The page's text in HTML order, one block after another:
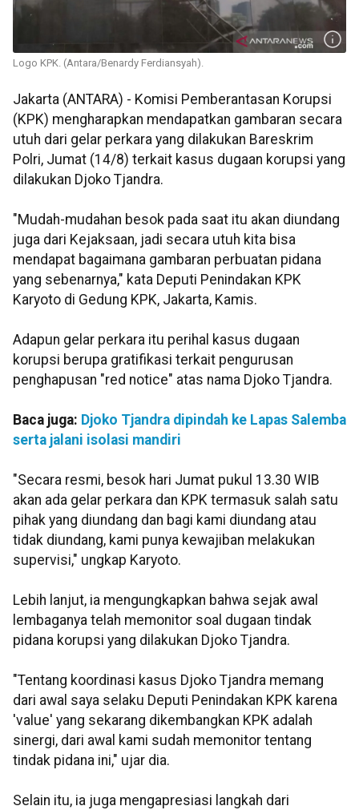
Logo KPK. (Antara/Benardy Ferdiansyah).
Jakarta (ANTARA) - Komisi Pemberantasan Korupsi
(KPK) mengharapkan mendapatkan gambaran secara
utuh dari gelar perkara yang dilakukan Bareskrim
Polri, Jumat (14/8) terkait kasus dugaan korupsi yang
dilakukan Djoko Tjandra.
"Mudah-mudahan besok pada saat itu akan diundang
juga dari Kejaksaan, jadi secara utuh kita bisa
mendapat bagaimana gambaran perbuatan pidana
yang sebenarnya," kata Deputi Penindakan KPK
Karyoto di Gedung KPK, Jakarta, Kamis.
Adapun gelar perkara itu perihal kasus dugaan
korupsi berupa gratifikasi terkait pengurusan
penghapusan "red notice" atas nama Djoko Tjandra.
Baca juga: Djoko Tjandra dipindah ke Lapas Salemba
serta jalani isolasi mandiri
"Secara resmi, besok hari Jumat pukul 13.30 WIB
akan ada gelar perkara dan KPK termasuk salah satu
pihak yang diundang dan bagi kami diundang atau
tidak diundang, kami punya kewajiban melakukan
supervisi," ungkap Karyoto.
Lebih lanjut, ia mengungkapkan bahwa sejak awal
lembaganya telah memonitor soal dugaan tindak
pidana korupsi yang dilakukan Djoko Tjandra.
"Tentang koordinasi kasus Djoko Tjandra memang
dari awal saya selaku Deputi Penindakan KPK karena
'value' yang sekarang dikembangkan KPK adalah
sinergi, dari awal kami sudah memonitor tentang
tindak pidana ini," ujar dia.
Selain itu, ia juga mengapresiasi langkah dari